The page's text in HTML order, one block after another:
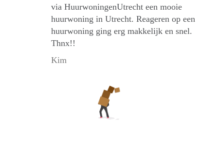
via HuurwoningenUtrecht een mooie
huurwoning in Utrecht. Reageren op een
huurwoning ging erg makkelijk en snel.
Thnx!!
Kim